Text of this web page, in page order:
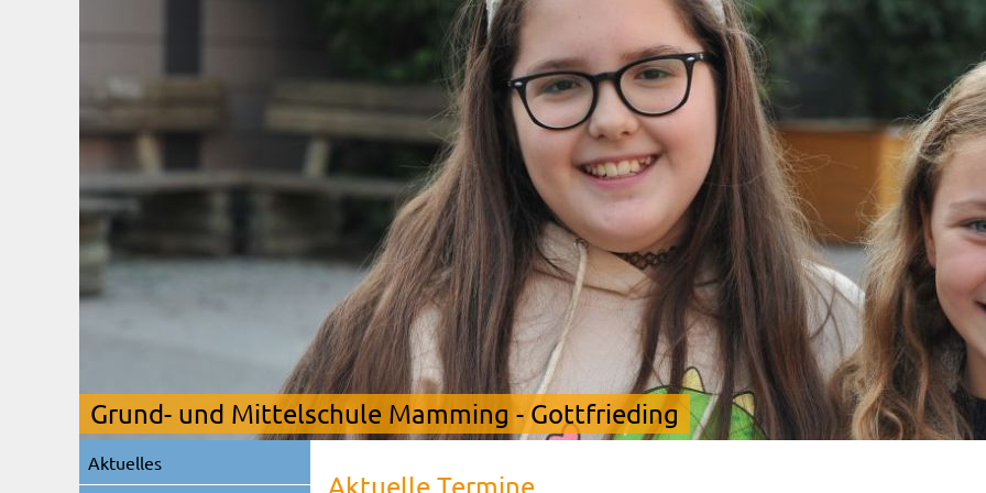
Grund- und Mittelschule Mamming - Gottfrieding
Aktuelle Termine
Navigation
überspringen
Aktuelles